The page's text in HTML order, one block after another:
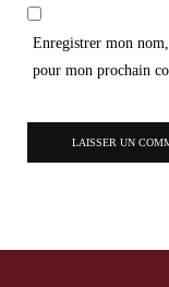
Enregistrer mon
pour mon prochain